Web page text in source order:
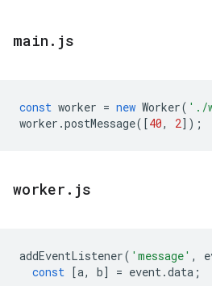
main . js
const worker = new Worker( './
worker .postMessage([40, 2]);
worker . js
addEventListener( 'message' ,
const [a, b] = event.data ;